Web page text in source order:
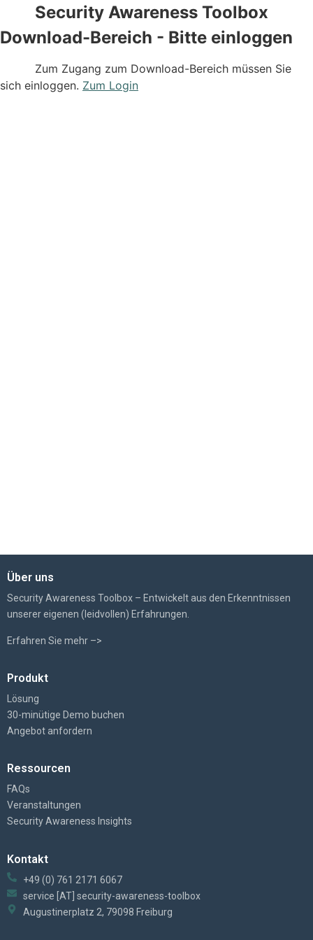
springenSecurity Awareness Toolbox
Download-Bereich - Bitte einloggen
Zum Zugang zum Download-Bereich müssen Sie
sich einloggen. Zum Login
Über uns
Security Awareness Toolbox – Entwickelt aus den Erkenntnissen
unserer eigenen (leidvollen) Erfahrungen.
Erfahren Sie mehr –>
Produkt
Lösung
30-minütige Demo buchen
Angebot anfordern
Ressourcen
FAQs
Veranstaltungen
Security Awareness Insights
Kontakt
+49 (0) 761 2171 6067
service [AT] security-awareness-toolbox
Augustinerplatz 2, 79098 Freiburg